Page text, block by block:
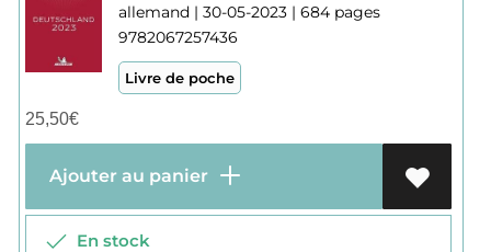
allemand | 30-05-2023 | 684 pages
9782067257436
Livre de poche
25,50€
Ajouter au panier
En stock